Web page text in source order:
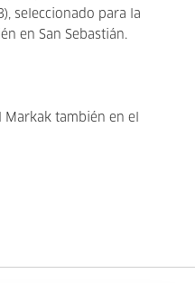
seleccionado para la
en San Sebastián.
también en el